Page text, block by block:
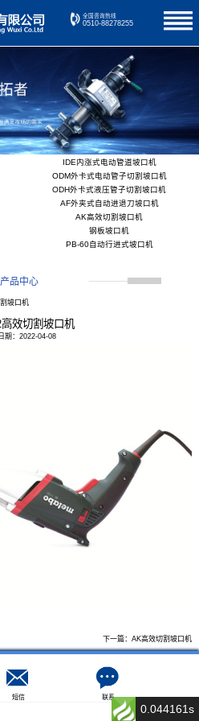
全国咨询热线
0510-88278255
IDE内涨式电动管道坡口机
ODM外卡式电动管子切割坡口机
ODH外卡式液压管子切割坡口机
AF外夹式自动进退刀坡口机
AK高效切割坡口机
钢板坡口机
PB-60自动行进式坡口机
产品中心
坡口机
效切割坡口机
期：2022-04-08
下一篇：AK高效切割坡口机
短信 联系
0.044161s